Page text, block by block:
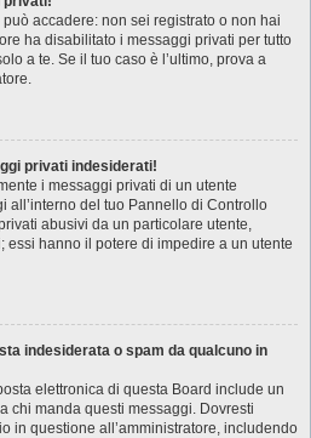
accadere: non sei registrato o non hai
ha disabilitato i messaggi privati per tutto
a te. Se il tuo caso è l’ultimo, prova a
privati indesiderati!
i messaggi privati ​​di un utente
all’interno del tuo Pannello di Controllo
​​abusivi da un particolare utente,
essi hanno il potere di impedire a un utente
indesiderata o spam da qualcuno in
elettronica di questa Board include un
chi manda questi messaggi. Dovresti
in questione all’amministratore, includendo